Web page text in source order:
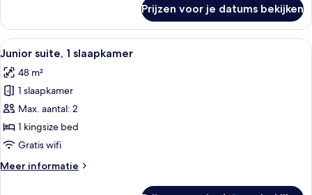
1
kingsize
bed,
op
de
stad
Prijzen voor je datums bekijken
Alle
foto's
voor
Junior
suite,
1
slaapkamer
Een hotelkamer met een bed, een
8
Junior suite, 1 slaapkamer
48 m²
1 slaapkamer
Max. aantal: 2
1 kingsize bed
Gratis wifi
Meer informatie
Meer